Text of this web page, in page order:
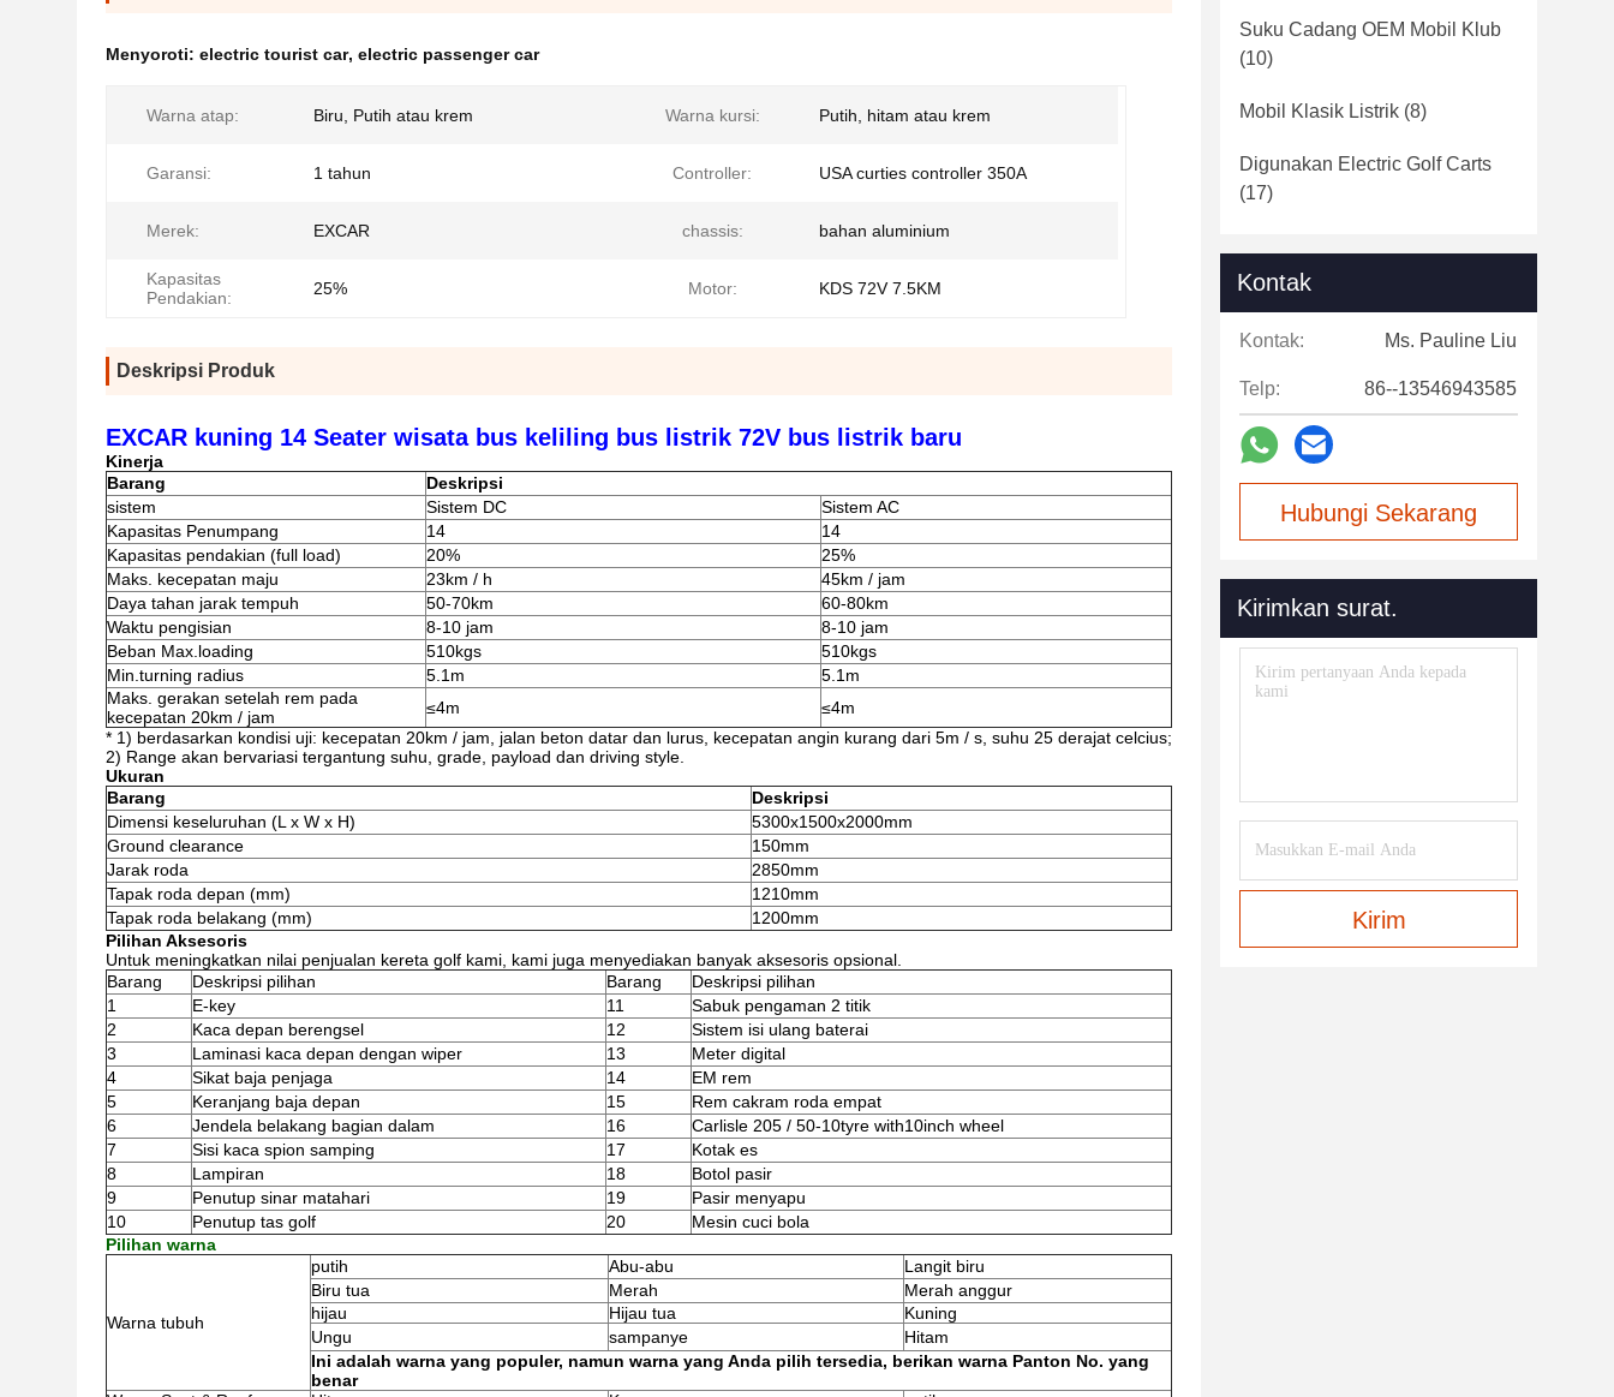
Menyoroti: electric tourist car, electric passenger car
Warna atap: Biru, Putih atau krem Warna kursi: Putih, hitam atau krem
Garansi: 1 tahun Controller: USA curties controller 350A
Merek: EXCAR chassis: bahan aluminium
Kapasitas
Pendakian:
25% Motor: KDS 72V 7.5KM
Deskripsi Produk
EXCAR kuning 14 Seater wisata bus keliling bus listrik 72V bus listrik baru
Kinerja
Barang
Deskripsi
sistem
Sistem DC
Sistem AC
Kapasitas Penumpang
14
14
Kapasitas pendakian (full load)
20%
25%
Maks. kecepatan maju 23km / h
45km / jam
Daya tahan jarak tempuh
50-70km
60-80km
Waktu pengisian
8-10 jam
8-10 jam
Beban Max.loading
510kgs
510kgs
Min.turning radius
5.1m
5.1m
Maks. gerakan setelah rem pada
kecepatan 20km / jam
≤4m
≤4m
* 1) berdasarkan kondisi uji: kecepatan 20km / jam, jalan beton datar dan lurus, kecepatan angin kurang dari 5m / s, suhu 25 derajat celcius;
2) Range akan bervariasi tergantung suhu, grade, payload dan driving style.
Ukuran
Barang
Deskripsi
Dimensi keseluruhan (L x W x H)
5300x1500x2000mm
Ground clearance
150mm
Jarak roda
2850mm
Tapak roda depan (mm)
1210mm
Tapak roda belakang (mm)
1200mm
Pilihan Aksesoris
Untuk meningkatkan nilai penjualan kereta golf kami, kami juga menyediakan banyak aksesoris opsional.
Barang
Deskripsi pilihan Barang
Deskripsi pilihan
1
E-key 11
Sabuk pengaman 2 titik
2
Kaca depan berengsel 12
Sistem isi ulang baterai
3
Laminasi kaca depan dengan wiper 13
Meter digital
4
Sikat baja penjaga 14
EM rem
5
Keranjang baja depan 15
Rem cakram roda empat
6
Jendela belakang bagian dalam 16
Carlisle 205 / 50-10tyre with10inch wheel
7
Sisi kaca spion samping 17
Kotak es
8
Lampiran 18
Botol pasir
9
Penutup sinar matahari 19
Pasir menyapu
10
Penutup tas golf 20
Mesin cuci bola
Pilihan warna
Warna tubuh
putih Abu-abu
Langit biru
Biru tua
Merah
Merah anggur
hijau
Hijau tua
Kuning
Ungu
sampanye
Hitam
Ini adalah warna yang populer, namun warna yang Anda pilih tersedia, berikan warna Panton No. yang
benar
Suku Cadang OEM Mobil Klub
(10)
Mobil Klasik Listrik (8)
Digunakan Electric Golf Carts
(17)
Kontak
Kontak: Ms. Pauline Liu
Telp: 86--13546943585
Hubungi Sekarang
Kirimkan surat.
Kirim